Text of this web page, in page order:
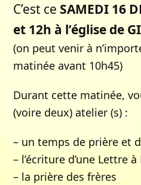
C’est ce SAMEDI 16
et 12h à l’église de
(on peut venir à
matinée avant 10h45)
Durant cette matinée,
(voire deux) atelier (s) :
– un temps de prière et
– l’écriture d’une Lettre à
– la prière des frères